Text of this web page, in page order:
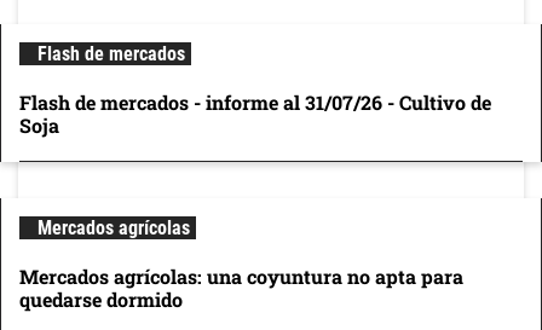
Flash de mercados
Flash de mercados - informe al 31/07/26 - Cultivo de
Soja
Mercados agrícolas
Mercados agrícolas: una coyuntura no apta para
quedarse dormido